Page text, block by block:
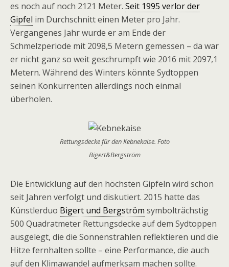
es noch auf noch 2121 Meter. Seit 1995 verlor der
Gipfel im Durchschnitt einen Meter pro Jahr.
Vergangenes Jahr wurde er am Ende der
Schmelzperiode mit 2098,5 Metern gemessen – da war
er nicht ganz so weit geschrumpft wie 2016 mit 2097,1
Metern. Während des Winters könnte Sydtoppen
seinen Konkurrenten allerdings noch einmal
überholen.
Rettungsdecke für den Kebnekaise. Foto
Bigert&Bergström
Die Entwicklung auf den höchsten Gipfeln wird schon
seit Jahren verfolgt und diskutiert. 2015 hatte das
Künstlerduo Bigert und Bergström symbolträchstig
500 Quadratmeter Rettungsdecke auf dem Sydtoppen
ausgelegt, die die Sonnenstrahlen reflektieren und die
Hitze fernhalten sollte – eine Performance, die auch
auf den Klimawandel aufmerksam machen sollte.